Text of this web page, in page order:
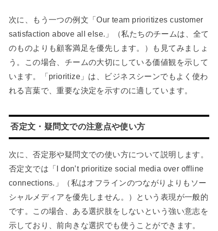
次に、もう一つの例文「Our team prioritizes customer
satisfaction above all else.」（私たちのチームは、全て
のものよりも顧客満足を優先します。）も見てみましょ
う。この場合、チームの大切にしている価値観を示して
います。「prioritize」は、ビジネスシーンでもよく使わ
れる言葉で、重要な決定を示すのに適しています。
否定文・疑問文での注意点や使い方
次に、否定形や疑問文での使い方について説明します。
否定文では「I don’t prioritize social media over offline
connections.」（私はオフラインのつながりよりもソー
シャルメディアを優先しません。）という表現が一般的
です。この場合、ある選択肢をしないという強い意志を
示しており、前向きな選択でも使うことができます。